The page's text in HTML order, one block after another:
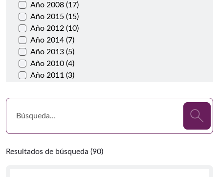
Año 2008 (17)
Año 2015 (15)
Año 2012 (10)
Año 2014 (7)
Año 2013 (5)
Año 2010 (4)
Año 2011 (3)
Resultados de búsqueda (90)